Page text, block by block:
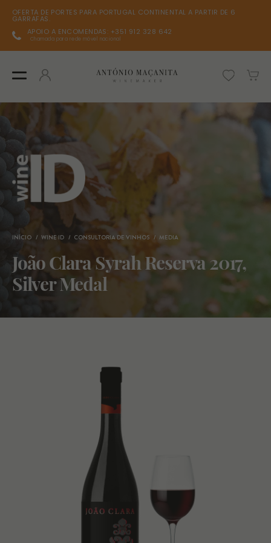
OFERTA DE PORTES PARA PORTUGAL CONTINENTAL A PARTIR DE 6
GARRAFAS.
APOIO A ENCOMENDAS: +351 912 328 642
Chamada para rede móvel nacional
INÍCIO WINE ID CONSULTORIA DE VINHOS MEDIA
João Clara Syrah Reserva 2017,
Silver Medal